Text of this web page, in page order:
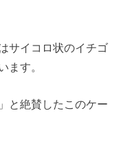
サイコロ状のイチゴ
ます。
と絶賛したこのケー